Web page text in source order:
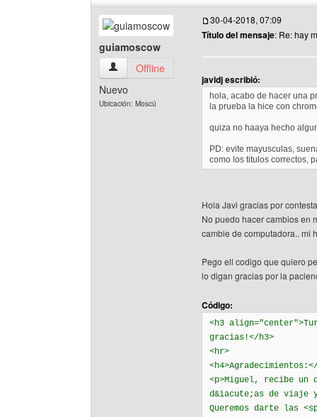
guiamoscow
guiamoscow Ver perfil del usuario
Offline
Nuevo
Ubicación: Moscú
30-04-2018, 07:09
Título del mensaje: Re: hay
javidj escribió:
hola, acabo de hacer una
la prueba la hice con
quiza no haaya hecho
PD: evite mayusculas,
como los titulos correctos,
Hola Javi gracias por
No puedo hacer cambios en
cambie de computadora.. mi
Pego ell codigo que quiero
lo digan gracias por la
Código:
<h3
gracias!</h3>
<hr>
<p>Miguel, recibe un
d&iacute;as de viaje
Queremos darte las